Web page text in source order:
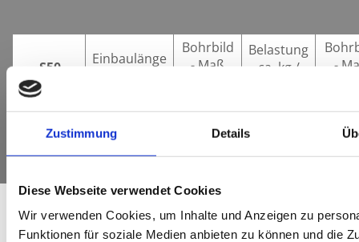
Zustimmung Details
Diese Webseite verwendet Cookies
Wir verwenden Cookies, um Inhalte und Anzeigen zu
Funktionen für soziale Medien anbieten zu können und die
S50
Einbaulänge
Bohrbild
- Maß
Belastung
ca. kg /
-
Schlitten
System
500 100 80 300 150
...
2.000
100 80 300 150